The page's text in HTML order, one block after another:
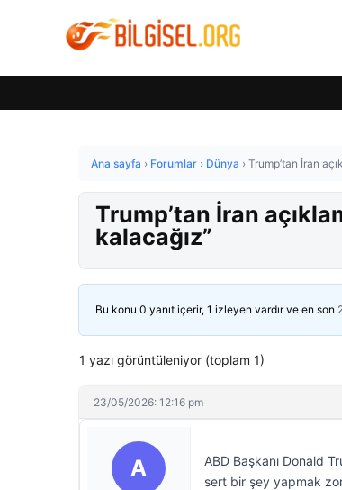
Ana sayfa › Forumlar › Dünya › Trump’tan İran
Trump’tan İran
kalacağız”
Bu konu 0 yanıt içerir, 1 izleyen vardır ve en son
1 yazı görüntüleniyor (toplam 1)
23/05/2026: 12:16 pm
A
ABD Başkanı Donald
sert bir şey yapmak